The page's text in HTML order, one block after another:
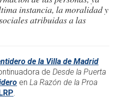
instancia, la moralidad y
atribuidas a las
de la Villa de Madrid
de Desde la Puerta
en La Razón de la Proa
.​